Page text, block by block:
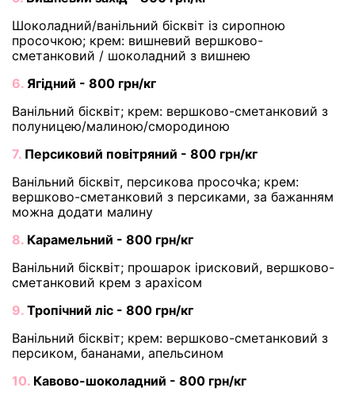
Шоколадний/ванільний бісквіт із сиропною
просочкою; крем: вишневий вершково-
сметанковий / шоколадний з вишнею
6. Ягідний - 800 грн/кг
Ванільний бісквіт; крем: вершково-сметанковий з
полуницею/малиною/смородиною
7. Персиковий повітряний - 800 грн/кг
Ванільний бісквіт, персикова просочka; крем:
вершково-сметанковий з персиками, за бажанням
можна додати малину
8. Карамельний - 800 грн/кг
Ванільний бісквіт; прошарок ірисковий, вершково-
сметанковий крем з арахісом
9. Тропічний ліс - 800 грн/кг
Ванільний бісквіт; крем: вершково-сметанковий з
персиком, бананами, апельсином
10. Кавово-шоколадний - 800 грн/кг